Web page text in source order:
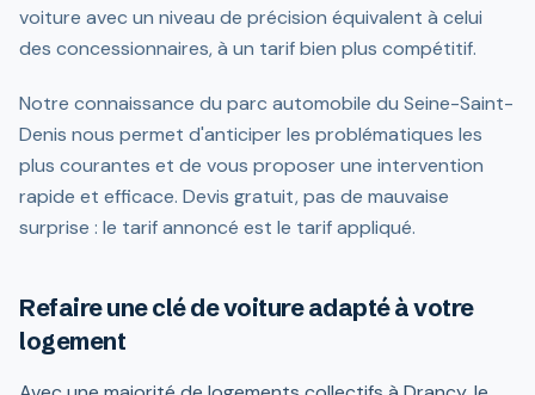
voiture avec un niveau de précision équivalent à celui
des concessionnaires, à un tarif bien plus compétitif.
Notre connaissance du parc automobile du Seine-Saint-
Denis nous permet d'anticiper les problématiques les
plus courantes et de vous proposer une intervention
rapide et efficace. Devis gratuit, pas de mauvaise
surprise : le tarif annoncé est le tarif appliqué.
Refaire une clé de voiture adapté à votre
logement